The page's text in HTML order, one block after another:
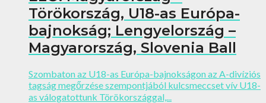
Törökország, U18-as Európa-
bajnokság; Lengyelország –
Magyarország, Slovenia Ball
Szombaton az U18-as Európa-bajnokságon az A-divíziós
tagság megőrzése szempontjából kulcsmeccset vív U18-
as válogatottunk Törökországgal,...